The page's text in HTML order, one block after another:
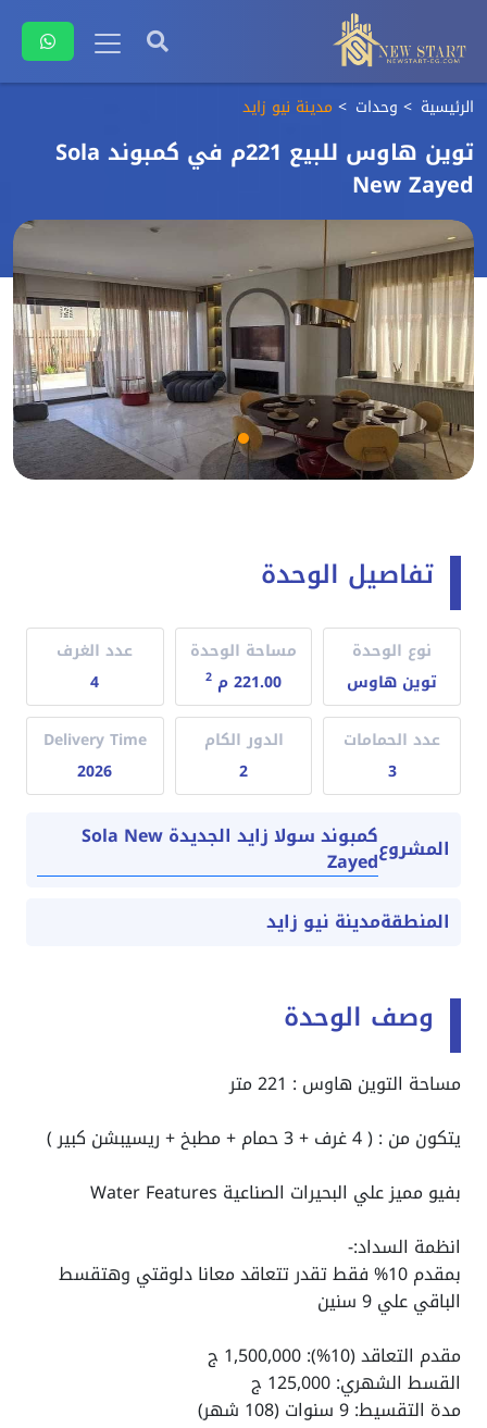
الرئيسية وحدات مدينة نيو زايد
توين هاوس للبيع 221م في كمبوند Sola
New Zayed
تفاصيل الوحدة
نوع الوحدة
توين هاوس
مساحة الوحدة
221.00 م
2
عدد الغرف
4
عدد الحمامات
3
الدور الكام
2
Delivery Time
2026
المشروع كمبوند سولا زايد الجديدة Sola New
Zayed
المنطقةمدينة نيو زايد
وصف الوحدة
مساحة التوين هاوس : 221 متر
يتكون من : ( 4 غرف + 3 حمام + مطبخ + ريسيبشن كبير )
بفيو مميز علي البحيرات الصناعية Water Features
انظمة السداد:-
بمقدم 10% فقط تقدر تتعاقد معانا دلوقتي وهتقسط
الباقي علي 9 سنين
مقدم التعاقد (10%): 1,500,000 ج
القسط الشهري: 125,000 ج
مدة التقسيط: 9 سنوات (108 شهر)